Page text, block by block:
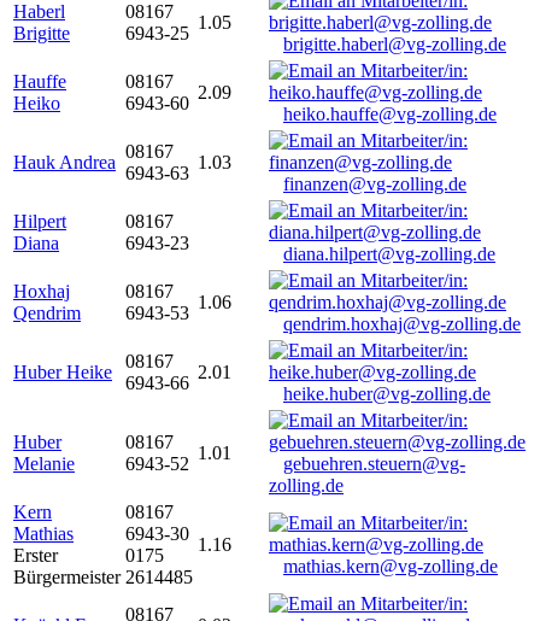
Haberl
Brigitte
08167
6943-25
1.05
brigitte.haberl@vg-zolling.de
Hauffe
Heiko
08167
6943-60
2.09
heiko.hauffe@vg-zolling.de
Hauk Andrea
08167
6943-63
1.03
finanzen@vg-zolling.de
Hilpert
Diana
08167
6943-23
diana.hilpert@vg-zolling.de
Hoxhaj
Qendrim
08167
6943-53
1.06
qendrim.hoxhaj@vg-zolling.de
Huber Heike
08167
6943-66
2.01
heike.huber@vg-zolling.de
Huber
Melanie
08167
6943-52
1.01
gebuehren.steuern@vg-
zolling.de
Kern
Mathias
Erster
Bürgermeister
08167
6943-30
0175
2614485
1.16
mathias.kern@vg-zolling.de
08167